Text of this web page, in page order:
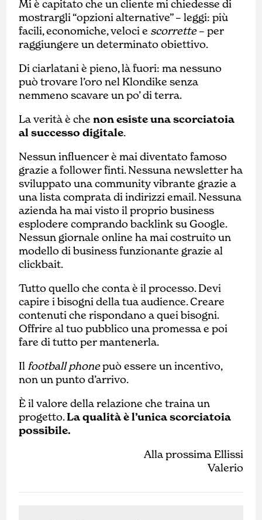
Mi è capitato che un cliente mi chiedesse di
mostrargli “opzioni alternative” – leggi: più
facili, economiche, veloci e scorrette– per
raggiungere un determinato obiettivo.
Di ciarlatani è pieno, là fuori: ma nessuno
può trovare l’oro nel Klondike senza
nemmeno scavare un po’ di terra.
La verità è chenon esiste una scorciatoia
al successo digitale.
Nessun influencer è mai diventato famoso
grazie a follower finti. Nessuna newsletter ha
sviluppato una community vibrante grazie a
una lista comprata di indirizzi email. Nessuna
azienda ha mai visto il proprio business
esplodere comprando backlink su Google.
Nessun giornale online ha mai costruito un
modello di business funzionante grazie al
clickbait.
Tutto quello che conta è il processo. Devi
capire i bisogni della tua audience. Creare
contenuti che rispondano a quei bisogni.
Offrire al tuo pubblico una promessa e poi
fare di tutto per mantenerla.
Il football phonepuò essere un incentivo,
non un punto d’arrivo.
È il valore della relazione che traina un
progetto.La qualità è l’unica scorciatoia
possibile.
Alla prossima Ellissi
Valerio